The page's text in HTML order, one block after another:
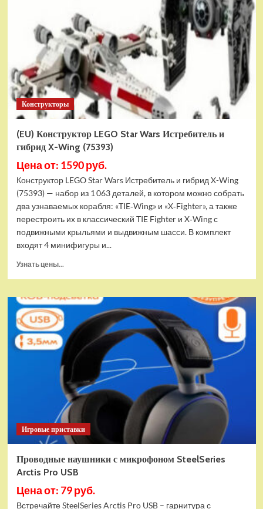
Шанг-
Чи
и
Великий
Защитник
(30454)
Конструкторы
(EU) Конструктор LEGO Star Wars Истребитель и
гибрид X-Wing (75393)
Цена от: 1590 руб.
Конструктор LEGO Star Wars Истребитель и гибрид X-Wing
(75393) — набор из 1 063 деталей, в котором можно собрать
два узнаваемых корабля: «TIE‑Wing» и «X‑Fighter», а также
перестроить их в классический TIE Fighter и X‑Wing с
подвижными крыльями и выдвижным шасси. В комплект
входят 4 минифигуры и...
Узнать цены...
(EU)
Конструктор
LEGO
Star
Wars
Истребитель
и
гибрид
X-
Wing
(75393)
Игровые приставки
Проводные наушники с микрофоном SteelSeries
Arctis Pro USB
Цена от: 79 руб.
Встречайте SteelSeries Arctis Pro USB – гарнитура с